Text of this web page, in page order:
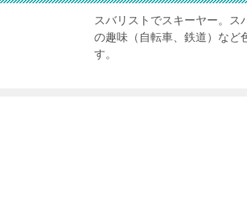
スバリストでスキーヤー。ス
の趣味（自転車、鉄道）など
す。